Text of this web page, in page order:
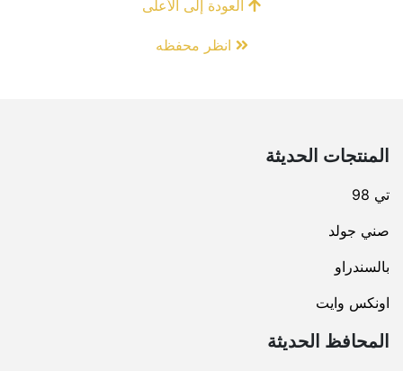
المنتجات الحديثة
تي 98
صني جولد
بالسندراو
اونكس وايت
المحافظ الحديثة